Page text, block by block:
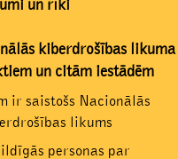
un rīki
kiberdrošības likuma
un citām iestādēm
ir saistošs Nacionālās
likums
personas par